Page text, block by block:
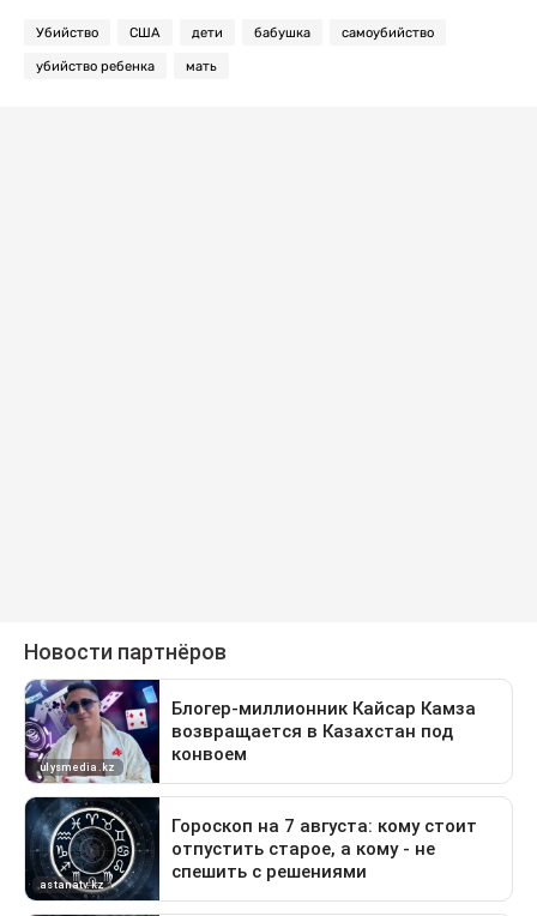
Убийство США дети бабушка самоубийство
убийство ребенка мать